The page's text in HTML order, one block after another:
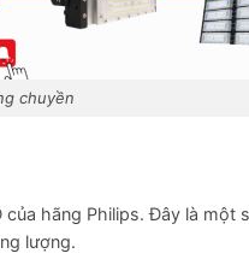
chuyền
hãng Philips. Đây là một
lượng.